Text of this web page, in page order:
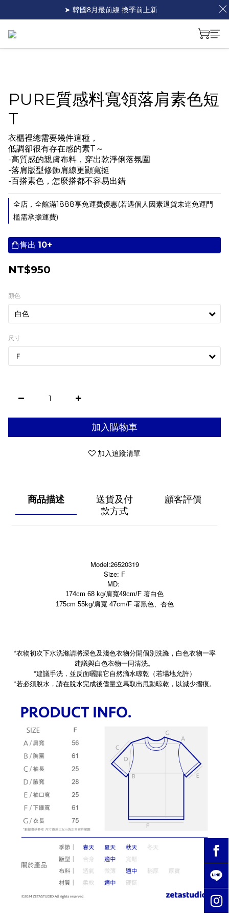
PURE質感料寬領落肩素色短
T
衣櫃裡總需要幾件這種，
低調卻很有存在感的素T～
-高質感的親膚布料，穿出乾淨俐落氛圍
-落肩版型修飾肩線更顯寬挺
-百搭素色，怎麼搭都不容易出錯
全店，全館滿1888享免運費優惠(若遇個人因素退貨未達免運門
檻需承擔運費)
售出 10+
NT$950
顏色
尺寸
加入購物車
加入追蹤清單
商品描述
送貨及付
款方式
顧客評價
Model:26520319
Size: F
MD:
174cm 68 kg/肩寬49cm/F 著白色
175cm 55kg/肩寬 47cm/F 著黑色、杏色
*衣物初次下水洗滌請將深色及淺色衣物分開個別洗滌，白色衣物一率
建議與白色衣物一同清洗。
*建議手洗，並反面曬讓它自然滴水晾乾（若場地允許）
*若必須脫水，請在脫水完成後儘量立馬取出甩動晾乾，以減少摺痕。
➤ 韓國8月最前線 換季前上新